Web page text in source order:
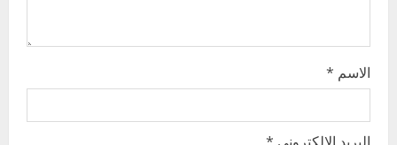
n
الاسم *